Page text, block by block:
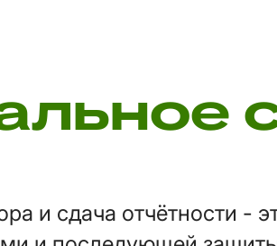
и сдача отчётности -